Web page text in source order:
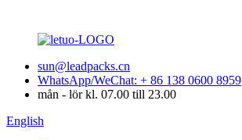
sun@leadpacks.cn
WhatsApp/WeChat: + 86 138 0600 8959
mån - lör kl. 07.00 till 23.00
English